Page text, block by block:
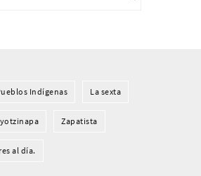
Indí­genas La sexta
Zapatista
al día.